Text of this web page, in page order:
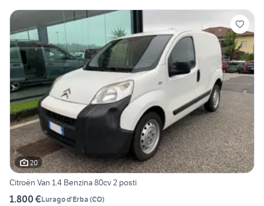
20
Citroën Van 1.4 Benzina 80cv 2 posti
1.800 €Lurago d'Erba (CO)